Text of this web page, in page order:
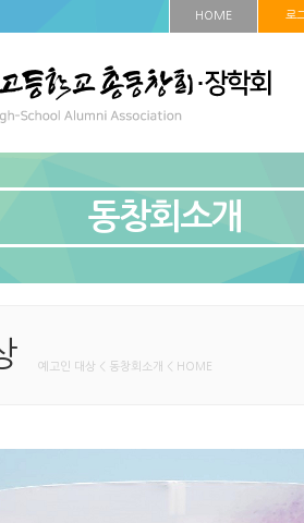
HOME 로
동창회소개
예고인 대상 < 동창회소개 < HOME